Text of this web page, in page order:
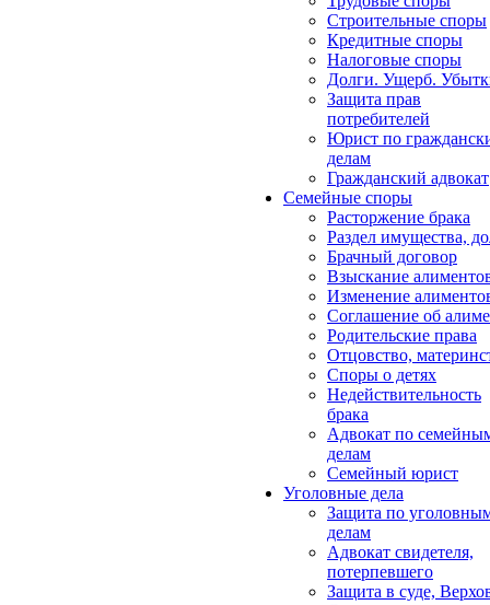
Строительные споры
Кредитные споры
Налоговые споры
Долги. Ущерб.
Защита прав
потребителей
Юрист по
делам
Гражданский адвокат
Семейные споры
Расторжение брака
Раздел имущества,
Брачный договор
Взыскание
Изменение
Соглашение об
Родительские права
Отцовство,
Споры о детях
Недействительность
брака
Адвокат по
делам
Семейный юрист
Уголовные дела
Защита по
делам
Адвокат свидетеля,
потерпевшего
Защита в суде,